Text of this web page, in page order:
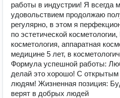
работы в индустрии! Я всегда
удовольствием продолжаю
регулярно, в этом я
по эстетической
косметология, аппаратная
медицине 5 лет, в
Формула успешной работы:
делай это хорошо! С открытым
людям! Жизненная позиция:
верят в добрых людей